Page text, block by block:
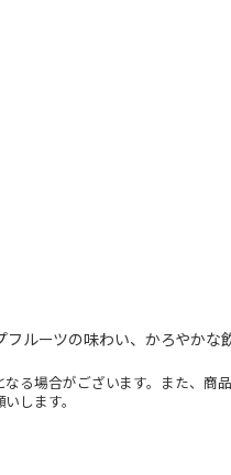
ルーツの味わい、かろやかな
る場合がございます。また、商
します。